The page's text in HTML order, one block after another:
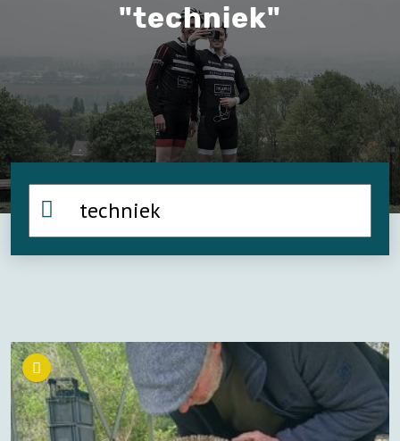
"techniek"